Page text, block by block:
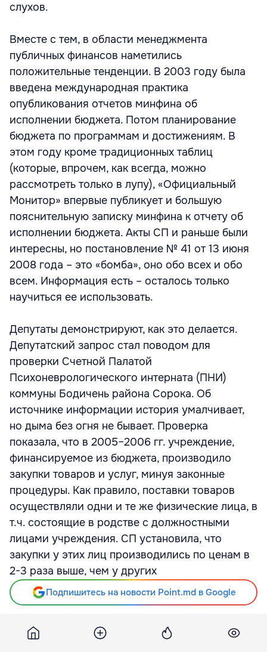
слухов.
Вместе с тем, в области менеджмента
публичных финансов наметились
положительные тенденции. В 2003 году была
введена международная практика
опубликования отчетов минфина об
исполнении бюджета. Потом планирование
бюджета по программам и достижениям. В
этом году кроме традиционных таблиц
(которые, впрочем, как всегда, можно
рассмотреть только в лупу), «Официальный
Монитор» впервые публикует и большую
пояснительную записку минфина к отчету об
исполнении бюджета. Акты СП и раньше были
интересны, но постановление № 41 от 13 июня
2008 года – это «бомба», оно обо всех и обо
всем. Информация есть – осталось только
научиться ее использовать.
Депутаты демонстрируют, как это делается.
Депутатский запрос стал поводом для
проверки Счетной Палатой
Психоневрологического интерната (ПНИ)
коммуны Бодичень района Сорока. Об
источнике информации история умалчивает,
но дыма без огня не бывает. Проверка
показала, что в 2005–2006 гг. учреждение,
финансируемое из бюджета, производило
закупки товаров и услуг, минуя законные
процедуры. Как правило, поставки товаров
осуществляли одни и те же физические лица, в
т.ч. состоящие в родстве с должностными
лицами учреждения. СП установила, что
закупки у этих лиц производились по ценам в
2-3 раза выше, чем у других
Подпишитесь на новости Point.md в Google
Источник